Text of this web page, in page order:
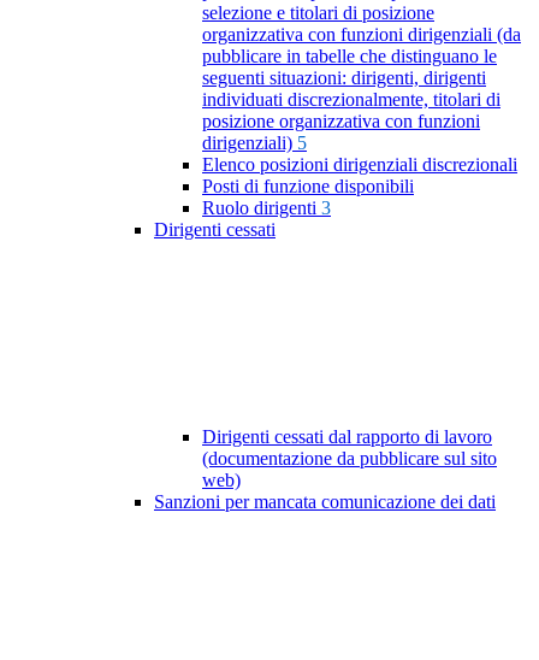
selezione e titolari di posizione
organizzativa con funzioni dirigenziali (da
pubblicare in tabelle che distinguano le
seguenti situazioni: dirigenti, dirigenti
individuati discrezionalmente, titolari di
posizione organizzativa con funzioni
dirigenziali) 5
Elenco posizioni dirigenziali discrezionali
Posti di funzione disponibili
Ruolo dirigenti 3
Dirigenti cessati
Dirigenti cessati dal rapporto di lavoro
(documentazione da pubblicare sul sito
web)
Sanzioni per mancata comunicazione dei dati